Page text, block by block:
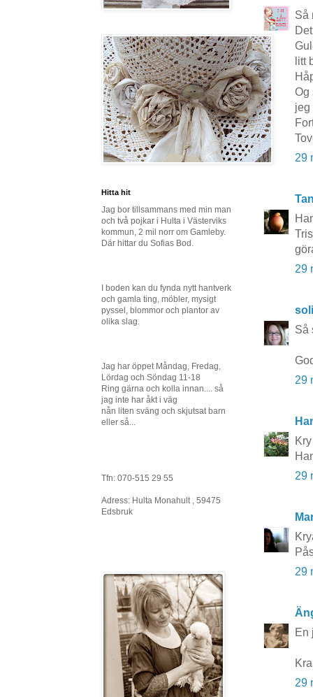
Så
litt
Og
jeg
29
29
Så
29
29
29
En
29
Hitta hit
Jag bor tillsammans med min man
och två pojkar i Hulta i Västerviks
kommun, 2 mil norr om Gamleby.
Där hittar du Sofias Bod.
I boden kan du fynda nytt hantverk
och gamla ting, möbler, mysigt
pyssel, blommor och plantor av
olika slag.
Jag har öppet Måndag, Fredag,
Lördag och Söndag 11-18
Ring gärna och kolla innan.... så
jag inte har åkt i väg
nån liten sväng och skjutsat barn
eller så...
Tfn: 070-515 29 55
Adress: Hulta Monahult , 59475
Edsbruk